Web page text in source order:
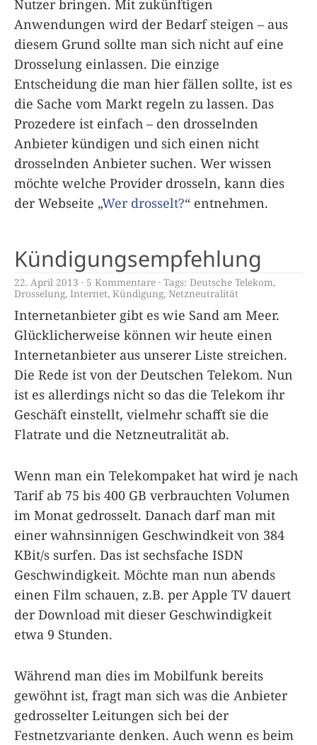
Nutzer bringen. Mit zukünftigen
Anwendungen wird der Bedarf steigen – aus
diesem Grund sollte man sich nicht auf eine
Drosselung einlassen. Die einzige
Entscheidung die man hier fällen sollte, ist es
die Sache vom Markt regeln zu lassen. Das
Prozedere ist einfach – den drosselnden
Anbieter kündigen und sich einen nicht
drosselnden Anbieter suchen. Wer wissen
möchte welche Provider drosseln, kann dies
der Webseite „Wer drosselt?“ entnehmen.
Kündigungsempfehlung
22. April 2013 5 Kommentare Tags: Deutsche Telekom,
Drosselung, Internet, Kündigung, Netzneutralität
Internetanbieter gibt es wie Sand am Meer.
Glücklicherweise können wir heute einen
Internetanbieter aus unserer Liste streichen.
Die Rede ist von der Deutschen Telekom. Nun
ist es allerdings nicht so das die Telekom ihr
Geschäft einstellt, vielmehr schafft sie die
Flatrate und die Netzneutralität ab.
Wenn man ein Telekompaket hat wird je nach
Tarif ab 75 bis 400 GB verbrauchten Volumen
im Monat gedrosselt. Danach darf man mit
einer wahnsinnigen Geschwindkeit von 384
KBit/s surfen. Das ist sechsfache ISDN
Geschwindigkeit. Möchte man nun abends
einen Film schauen, z.B. per Apple TV dauert
der Download mit dieser Geschwindigkeit
etwa 9 Stunden.
Während man dies im Mobilfunk bereits
gewöhnt ist, fragt man sich was die Anbieter
gedrosselter Leitungen sich bei der
Festnetzvariante denken. Auch wenn es beim